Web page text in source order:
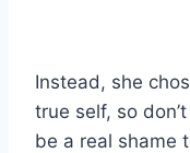
Instead, she
true self, so
be a real shame